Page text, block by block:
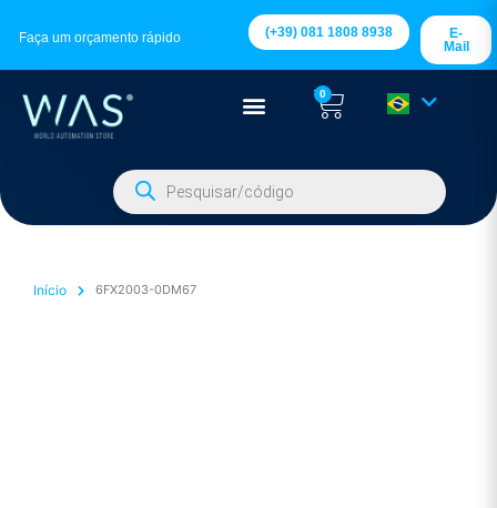
Faça um orçamento rápido (+39) 081 1808 8938
E-
Mail
0
Início 6FX2003-0DM67